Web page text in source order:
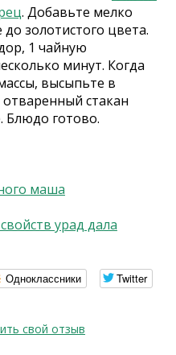
. Добавьте мелко
золотистого цвета.
1 чайную
минут. Когда
высыпьте в
стакан
Блюдо готово.
маша
урад дала
Одноклассники
Twitter
свой отзыв